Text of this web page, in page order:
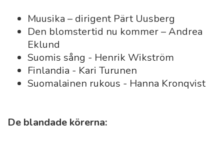
Muusika – dirigent Pärt Uusberg
Den blomstertid nu kommer – Andrea
Eklund
Suomis sång - Henrik Wikström
Finlandia - Kari Turunen
Suomalainen rukous - Hanna Kronqvist
De blandade körerna: